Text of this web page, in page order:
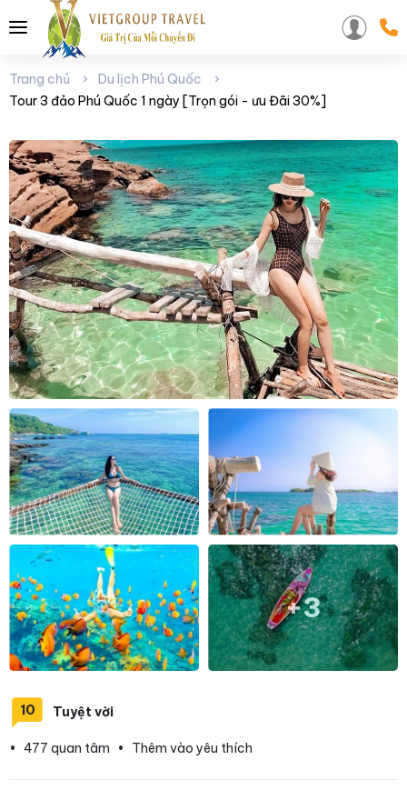
Trang chủ
Du lịch Phú Quốc
Tour 3 đảo Phú Quốc 1 ngày [Trọn gói - ưu Đãi 30%]
+3
10 Tuyệt vời
• 477 quan tâm • Thêm vào yêu thích